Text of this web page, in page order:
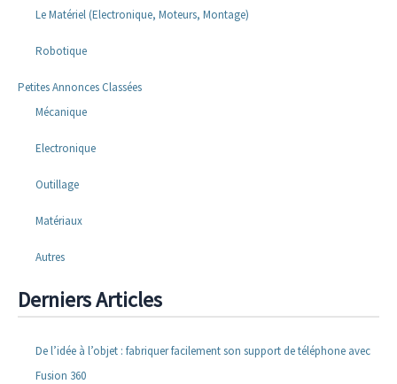
Le Matériel (Electronique, Moteurs, Montage)
Robotique
Petites Annonces Classées
Mécanique
Electronique
Outillage
Matériaux
Autres
Derniers Articles
De l’idée à l’objet : fabriquer facilement son support de téléphone avec
Fusion 360